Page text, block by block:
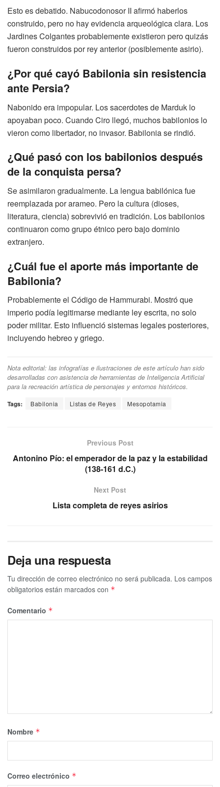
Esto es debatido. Nabucodonosor II afirmó haberlos
construido, pero no hay evidencia arqueológica clara. Los
Jardines Colgantes probablemente existieron pero quizás
fueron construidos por rey anterior (posiblemente asirio).
¿Por qué cayó Babilonia sin resistencia
ante Persia?
Nabonido era impopular. Los sacerdotes de Marduk lo
apoyaban poco. Cuando Ciro llegó, muchos babilonios lo
vieron como libertador, no invasor. Babilonia se rindió.
¿Qué pasó con los babilonios después
de la conquista persa?
Se asimilaron gradualmente. La lengua babilónica fue
reemplazada por arameo. Pero la cultura (dioses,
literatura, ciencia) sobrevivió en tradición. Los babilonios
continuaron como grupo étnico pero bajo dominio
extranjero.
¿Cuál fue el aporte más importante de
Babilonia?
Probablemente el Código de Hammurabi. Mostró que
imperio podía legitimarse mediante ley escrita, no solo
poder militar. Esto influenció sistemas legales posteriores,
incluyendo hebreo y griego.
Nota editorial: las infografías e ilustraciones de este artículo han sido
desarrolladas con asistencia de herramientas de Inteligencia Artificial
para la recreación artística de personajes y entornos históricos.
Tags: Babilonia Listas de Reyes Mesopotamia
Previous Post
Antonino Pío: el emperador de la paz y la estabilidad
(138-161 d.C.)
Next Post
Lista completa de reyes asirios
Deja una respuesta
Tu dirección de correo electrónico no será publicada. Los campos
obligatorios están marcados con *
Comentario *
Nombre *
Correo electrónico *